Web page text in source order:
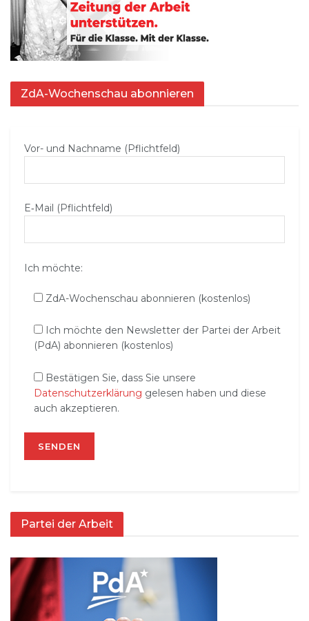
ZdA-Wochenschau abonnieren
Vor- und Nachname (Pflichtfeld)
E‑Mail (Pflichtfeld)
Ich möchte:
ZdA-Wochenschau abonnieren (kostenlos)
Ich möchte den Newsletter der Partei der Arbeit
(PdA) abonnieren (kostenlos)
Bestätigen Sie, dass Sie unsere
Datenschutzerklärung gelesen haben und diese
auch akzeptieren.
Partei der Arbeit